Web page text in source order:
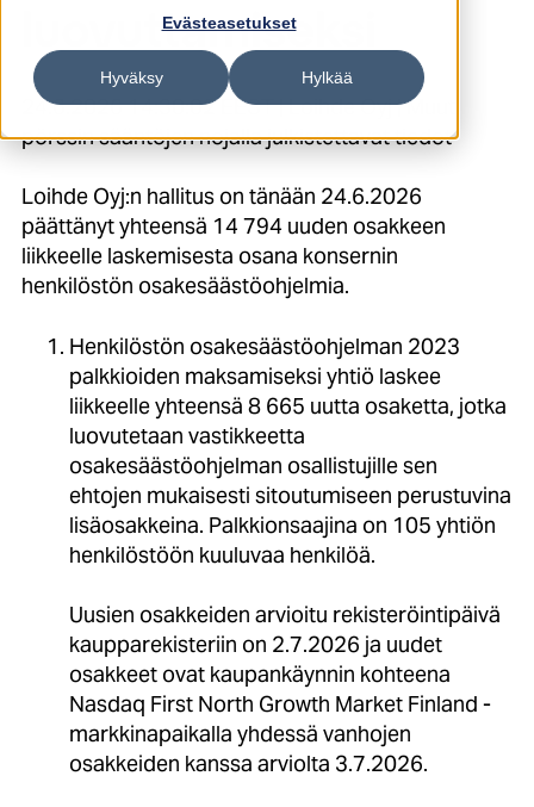
Evästeasetukset
Hyväksy Hylkää
luovuttamiseksi
24.6.2026 14:30:02 EEST | Loihde Oyj | Muut
pörssin sääntöjen nojalla julkistettavat tiedot
Loihde Oyj:n hallitus on tänään 24.6.2026
päättänyt yhteensä 14 794 uuden osakkeen
liikkeelle laskemisesta osana konsernin
henkilöstön osakesäästöohjelmia.
Henkilöstön osakesäästöohjelman 2023
palkkioiden maksamiseksi yhtiö laskee
liikkeelle yhteensä 8 665 uutta osaketta, jotka
luovutetaan vastikkeetta
osakesäästöohjelman osallistujille sen
ehtojen mukaisesti sitoutumiseen perustuvina
lisäosakkeina. Palkkionsaajina on 105 yhtiön
henkilöstöön kuuluvaa henkilöä.
Uusien osakkeiden arvioitu rekisteröintipäivä
kaupparekisteriin on 2.7.2026 ja uudet
osakkeet ovat kaupankäynnin kohteena
Nasdaq First North Growth Market Finland -
markkinapaikalla yhdessä vanhojen
osakkeiden kanssa arviolta 3.7.2026.